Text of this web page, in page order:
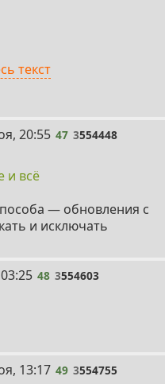
руками, поставить
текст
20:55 47 3554448
и всё
— обновления с
и исключать
48 3554603
13:17 49 3554755